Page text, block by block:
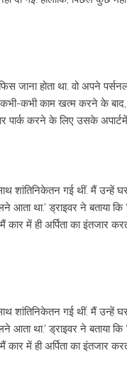
जाना होता था. वो अपने
कभी काम खत्म करने के बाद,
पार्क करने के लिए उसके
शांतिनिकेतन गई थीं. मैं उन्हें
था.’ ड्राइवर ने बताया
में ही अर्पिता का इंतजार
शांतिनिकेतन गई थीं. मैं उन्हें
था.’ ड्राइवर ने बताया
में ही अर्पिता का इंतजार